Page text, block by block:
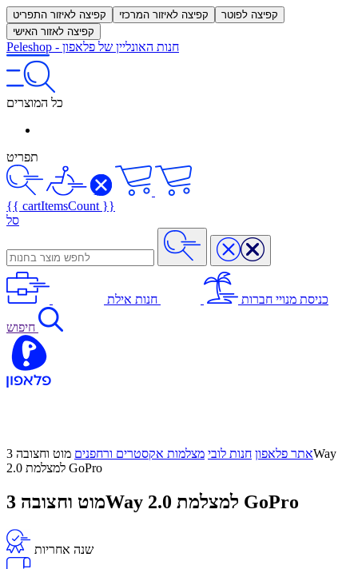
קפיצה לאיזור התפריט קפיצה לאיזור המרכזי
קפיצה לפוטר
קפיצה לאזור האישי
Peleshop - חנות האונליין של פלאפון
כל המוצרים
תפריט
{{ cartItemsCount }}
סל
כניסת מנויי חברות חנות אילת
חיפוש
אתר פלאפון חנות לובי מצלמות אקסטרים ורחפנים
מוט וחצובה 3Way
2.0 למצלמת GoPro
מוט וחצובה 3Way 2.0 למצלמת GoPro
שנה אחריות